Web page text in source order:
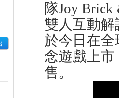
隊Joy Brick
雙人互動解
於今日在全
念遊戲上
售。